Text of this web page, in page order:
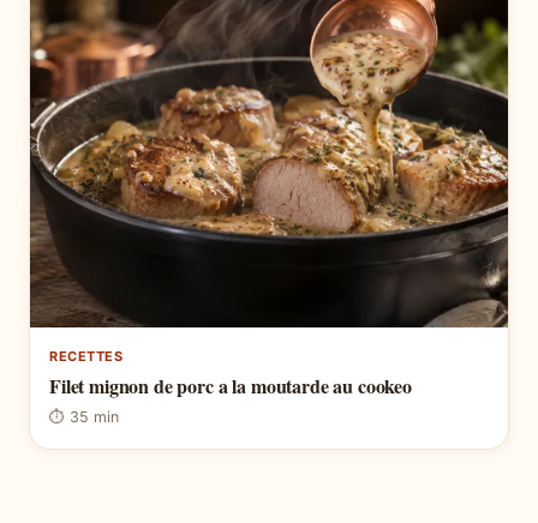
RECETTES
Filet mignon de porc a la moutarde au cookeo
⏱ 35 min